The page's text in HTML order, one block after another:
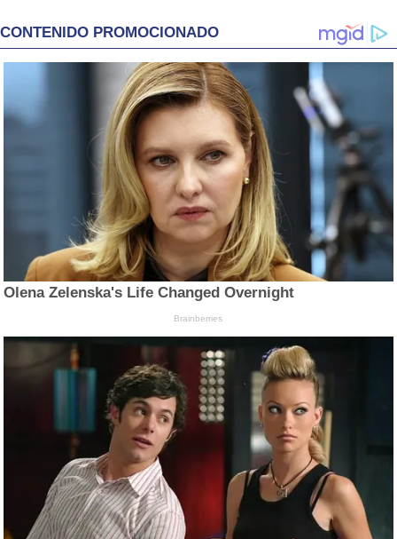
CONTENIDO PROMOCIONADO
Olena Zelenska's Life Changed Overnight
Brainberries